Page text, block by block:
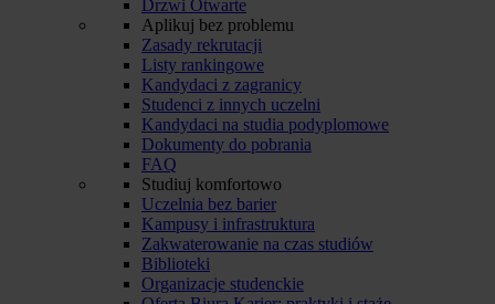
Drzwi Otwarte
Aplikuj bez problemu
Zasady rekrutacji
Listy rankingowe
Kandydaci z zagranicy
Studenci z innych uczelni
Kandydaci na studia podyplomowe
Dokumenty do pobrania
FAQ
Studiuj komfortowo
Uczelnia bez barier
Kampusy i infrastruktura
Zakwaterowanie na czas studiów
Biblioteki
Organizacje studenckie